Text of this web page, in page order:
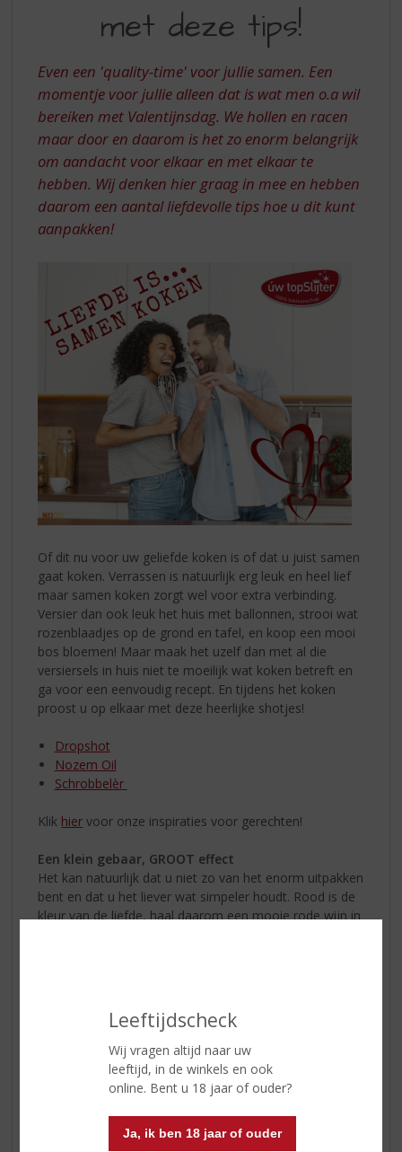
Leeftijdscheck
Wij vragen altijd naar uw
leeftijd, in de winkels en ook
online. Bent u 18 jaar of ouder?
Ja, ik ben 18 jaar of ouder
LIEFDE
MET
DEZE
TIPS!
met deze tips!
Even een 'quality-time' voor jullie samen. Een
momentje voor jullie alleen dat is wat men o.a wil
bereiken met Valentijnsdag. We hollen en racen
maar door en daarom is het zo enorm belangrijk
om aandacht voor elkaar en met elkaar te
hebben. Wij denken hier graag in mee en hebben
daarom een aantal liefdevolle tips hoe u dit kunt
aanpakken!
Of dit nu voor uw geliefde koken is of dat u juist samen
gaat koken. Verrassen is natuurlijk erg leuk en heel lief
maar samen koken zorgt wel voor extra verbinding.
Versier dan ook leuk het huis met ballonnen, strooi wat
rozenblaadjes op de grond en tafel, en koop een mooi
bos bloemen! Maar maak het uzelf dan met al die
versiersels in huis niet te moeilijk wat koken betreft en
ga voor een eenvoudig recept. En tijdens het koken
proost u op elkaar met deze heerlijke shotjes!
Dropshot
Nozem Oil
Schrobbelèr
Klik hier voor onze inspiraties voor gerechten!
Een klein gebaar, GROOT effect
Het kan natuurlijk dat u niet zo van het enorm uitpakken
bent en dat u het liever wat simpeler houdt. Rood is de
kleur van de liefde, haal daarom een mooie rode wijn in